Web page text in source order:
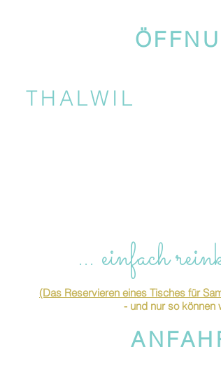
THALWIL
… einfach
(Das Reservieren eines Tisches für
- und nur so können